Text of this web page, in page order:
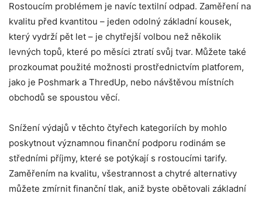
Rostoucím problémem je navíc textilní odpad. Zaměření na
kvalitu před kvantitou – jeden odolný základní kousek,
který vydrží pět let – je chytřejší volbou než několik
levných topů, které po měsíci ztratí svůj tvar. Můžete také
prozkoumat použité možnosti prostřednictvím platforem,
jako je Poshmark a ThredUp, nebo návštěvou místních
obchodů se spoustou věcí.
Snížení výdajů v těchto čtyřech kategoriích by mohlo
poskytnout významnou finanční podporu rodinám se
středními příjmy, které se potýkají s rostoucími tarify.
Zaměřením na kvalitu, všestrannost a chytré alternativy
můžete zmírnit finanční tlak, aniž byste obětovali základní